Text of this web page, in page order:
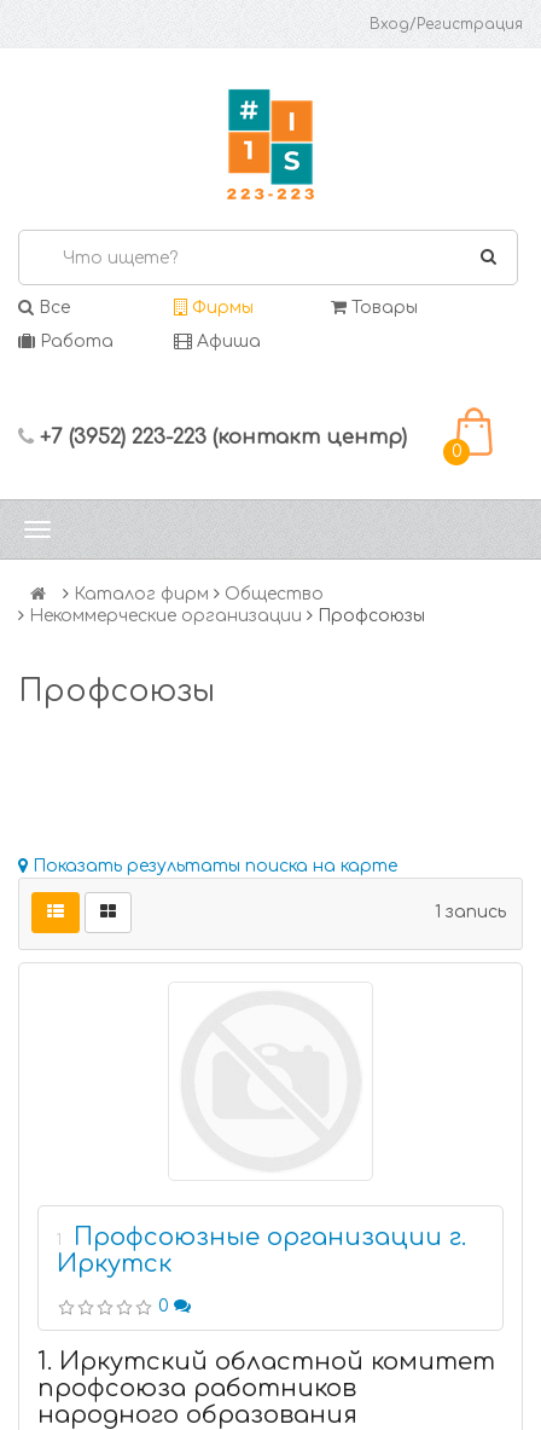
Вход/Регистрация
Все Фирмы
Товары
Работа
Афиша
+7 (3952) 223-223 (контакт центр)
0
Каталог фирм
Общество
Некоммерческие организации
Профсоюзы
Профсоюзы
Показать результаты поиска на карте
1 запись
1
Профсоюзные организации г.
Иркутск
0
1. Иркутский областной комитет
профсоюза работников
народного образования